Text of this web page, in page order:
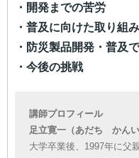
・開発までの苦労
・普及に向けた取り組み
・防災製品開発・普及
・今後の挑戦
講師プロフィール
足立寛一​（あだち かん
大学卒業後、1997年に父